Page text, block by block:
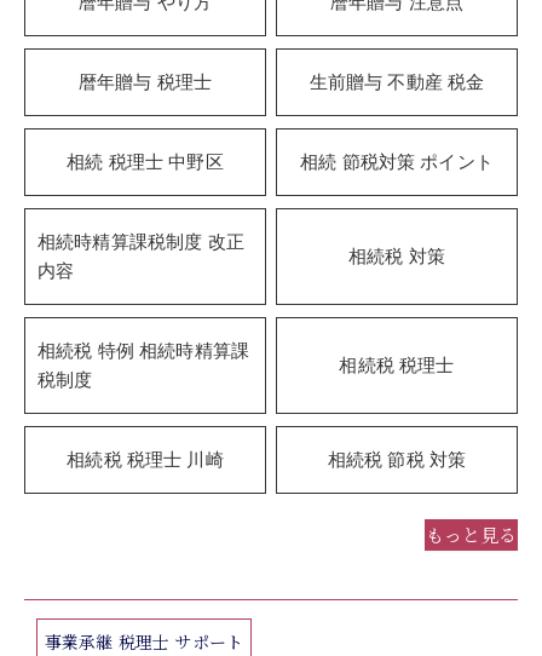
暦年贈与 税理士 生前贈与 不動産 税金
相続 税理士 中野区 相続 節税対策 ポイント
相続時精算課税制度 改正
内容
相続税 対策
相続税 特例 相続時精算課
税制度
相続税 税理士
相続税 税理士 川崎 相続税 節税 対策
もっと見る
事業承継 税理士 サポート